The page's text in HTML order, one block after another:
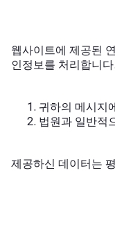
웹사이트에 제공된
인정보를 처리합니
귀하의 메시지
법원과 일반적
제공하신 데이터는